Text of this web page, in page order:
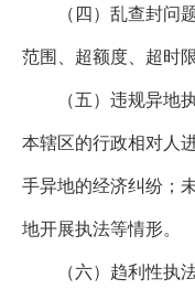
（四）乱查封问题
范围、超额度、超时
（五）违规异地
本辖区的行政相对人
手异地的经济纠纷 ；
地开展执法等情形。
（六）趋利性执